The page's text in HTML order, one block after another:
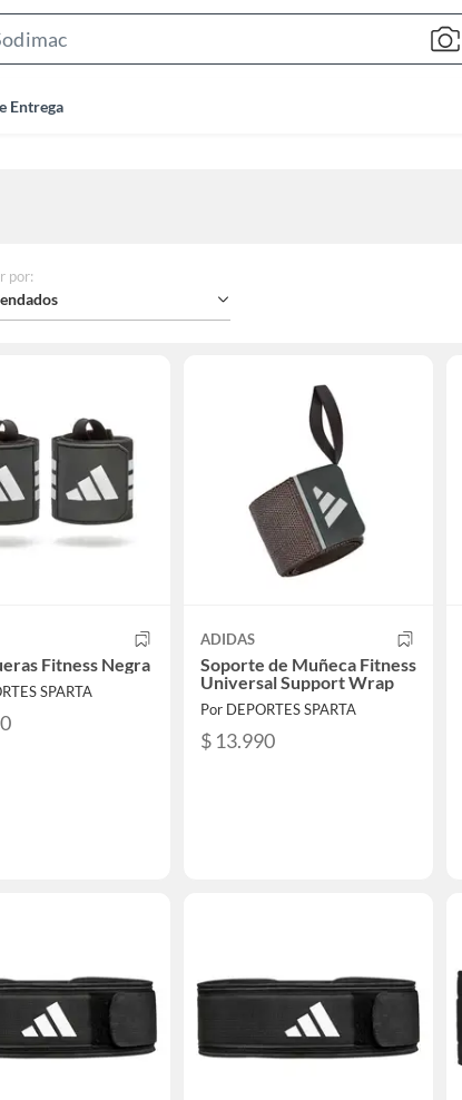
Bar
Entrega
por:
Fitness Negra
SPARTA
ADIDAS
Soporte de Muñeca Fitness
Universal Support Wrap
Por DEPORTES SPARTA
$ 13.990